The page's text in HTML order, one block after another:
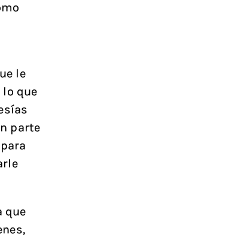
le
lo que
parte
que